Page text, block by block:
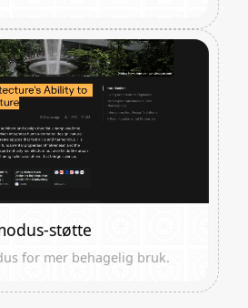
støtte
for mer behagelig bruk.